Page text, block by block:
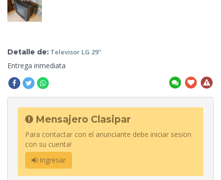
Detalle de: Televisor LG 29''
Entrega inmediata
Mensajero Clasipar
Para contactar con el anunciante debe iniciar sesion
con su cuenta!
Ingresar